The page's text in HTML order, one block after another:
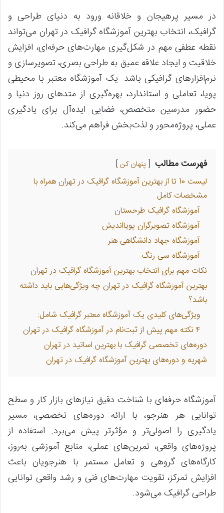
در مسیر پرهیجان و خلاقانه ورود به دنیای طراحی و
گرافیک، انتخاب بهترین آموزشگاه گرافیک در تهران می‌تواند
نقطه عطفی مهم در شکل‌گیری مهارت‌های حرفه‌ای، افزایش
خلاقیت و ایجاد علاقه عمیق به طراحی بصری، تصویرسازی و
نرم‌افزارهای گرافیکی باشد. یک آموزشگاه معتبر با محیطی
پویا، تعاملی و استاندارد، بهره‌گیری از متدهای روز دنیا و
حضور مدرسین متخصص، فضایی ایده‌آل برای یادگیری
عملی، پروژه‌محور و لذت‌بخش فراهم می‌کند.
فهرست مطالب پنهان کن
لیست 10 تا از بهترین آموزشگاه گرافیک در تهران همراه با
مشخصات کامل
آموزشگاه گرافیک طرحستان
آموزشگاه تصویرگران پویااندیش
آموزشگاه جهاد دانشگاهی هنر
آموزشگاه سی‌ رنگ
نکات مهم برای انتخاب بهترین آموزشگاه گرافیک در تهران
بهترین آموزشگاه گرافیک در تهران چه ویژگی‌هایی باید داشته
باشد؟
ویژگی‌های کلیدی یک آموزشگاه معتبر گرافیک شامل:
۴ نکته مهم پیش از ثبت‌نام در آموزشگاه گرافیک در تهران
دوره‌های تخصصی گرافیک با بهترین اساتید در تهران
شهریه و دوره‌های بهترین آموزشگاه گرافیک در تهران
آموزشگاه حرفه‌ای با شناخت دقیق نیازهای بازار کار و سطح
توانایی هر هنرجو، با ارائه دوره‌های تخصصی، مسیر
یادگیری را اصولی‌تر و مؤثرتر پیش می‌برد. استفاده از
پروژه‌های واقعی، تمرین‌های عملی، منابع آموزشی به‌روز،
کارگاه‌های گروهی و تعامل مستمر با هنرجویان باعث
افزایش تمرکز، تقویت مهارت‌های فنی و رشد واقعی توانایی
طراحی گرافیک می‌شود.